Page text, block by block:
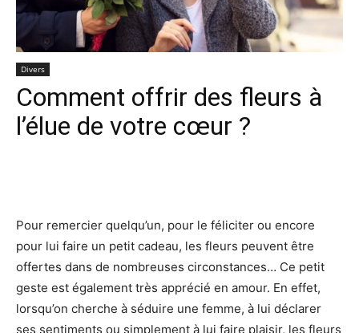
Divers
Comment offrir des fleurs à
l’élue de votre cœur ?
Pour remercier quelqu’un, pour le féliciter ou encore
pour lui faire un petit cadeau, les fleurs peuvent être
offertes dans de nombreuses circonstances… Ce petit
geste est également très apprécié en amour. En effet,
lorsqu’on cherche à séduire une femme, à lui déclarer
ses sentiments ou simplement à lui faire plaisir, les fleurs